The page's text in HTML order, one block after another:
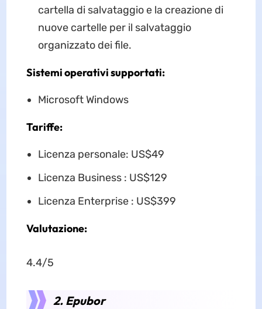
cartella di salvataggio e la creazione di
nuove cartelle per il salvataggio
organizzato dei file.
Sistemi operativi supportati:
Microsoft Windows
Tariffe:
Licenza personale: US$49
Licenza Business : US$129
Licenza Enterprise : US$399
Valutazione:
4.4/5
2. Epubor